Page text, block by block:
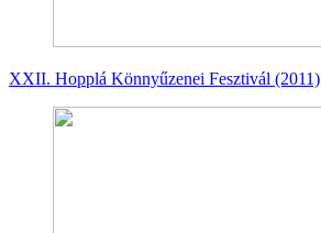
XXII. Hopplá Könnyűzenei Fesztivál (2011)